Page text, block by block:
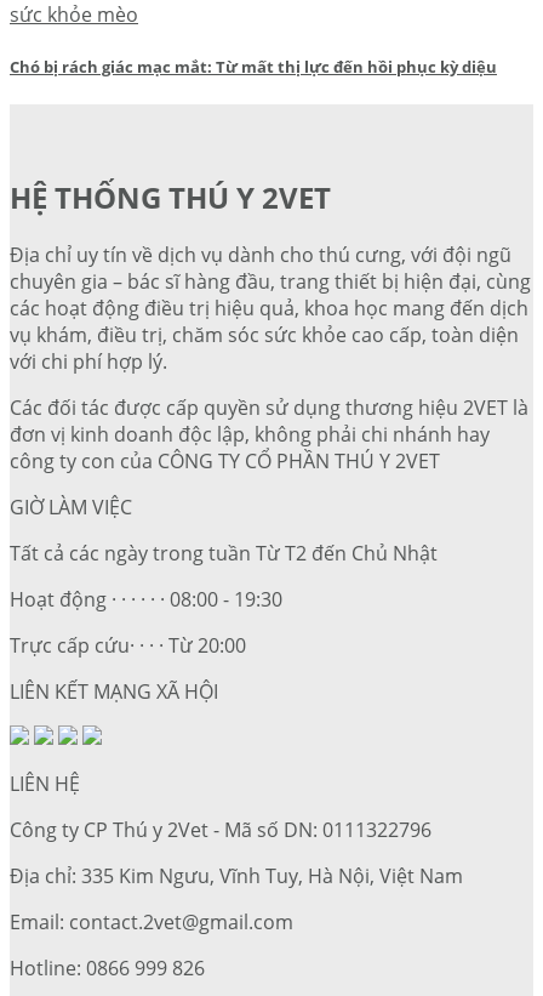
sức khỏe mèo
Chó bị rách giác mạc mắt: Từ mất thị lực đến hồi phục kỳ diệu
HỆ THỐNG THÚ Y 2VET
Địa chỉ uy tín về dịch vụ dành cho thú cưng, với đội ngũ
chuyên gia – bác sĩ hàng đầu, trang thiết bị hiện đại, cùng
các hoạt động điều trị hiệu quả, khoa học mang đến dịch
vụ khám, điều trị, chăm sóc sức khỏe cao cấp, toàn diện
với chi phí hợp lý.
Các đối tác được cấp quyền sử dụng thương hiệu 2VET là
đơn vị kinh doanh độc lập, không phải chi nhánh hay
công ty con của CÔNG TY CỔ PHẦN THÚ Y 2VET
GIỜ LÀM VIỆC
Tất cả các ngày trong tuần Từ T2 đến Chủ Nhật
Hoạt động · · · · · · 08:00 - 19:30
Trực cấp cứu· · · · Từ 20:00
LIÊN KẾT MẠNG XÃ HỘI
LIÊN HỆ
Công ty CP Thú y 2Vet - Mã số DN: 0111322796
Địa chỉ: 335 Kim Ngưu, Vĩnh Tuy, Hà Nội, Việt Nam
Email: contact.2vet@gmail.com
Hotline: 0866 999 826